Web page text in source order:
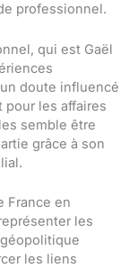
professionnel.
qui est Gaël
doute influencé
pour les affaires
semble être
grâce à son
France en
les
les liens